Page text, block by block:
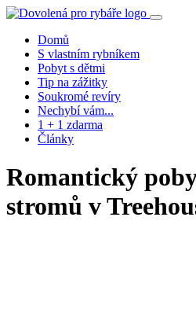
Domů
S vlastním rybníkem
Pobyt s dětmi
Tip na zážitky
Soukromé revíry
Nechybí vám...
1 + 1 zdarma
Články
Romantický
stromů v